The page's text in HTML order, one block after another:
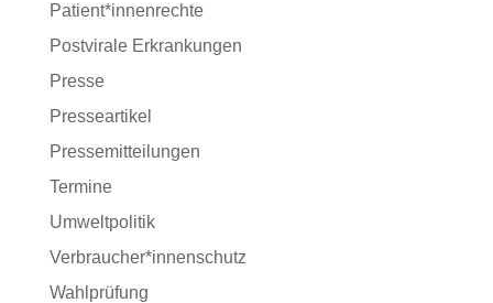
Patient*innenrechte
Postvirale Erkrankungen
Presse
Presseartikel
Pressemitteilungen
Termine
Umweltpolitik
Verbraucher*innenschutz
Wahlprüfung